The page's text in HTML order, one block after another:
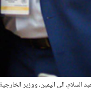
الى اليمين، ووزير الخارجية